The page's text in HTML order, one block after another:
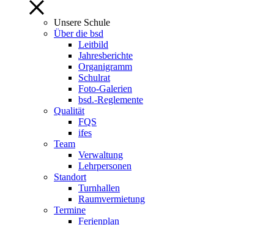
Unsere Schule
Über die bsd
Leitbild
Jahresberichte
Organigramm
Schulrat
Foto-Galerien
bsd.-Reglemente
Qualität
FQS
ifes
Team
Verwaltung
Lehrpersonen
Standort
Turnhallen
Raumvermietung
Termine
Ferienplan